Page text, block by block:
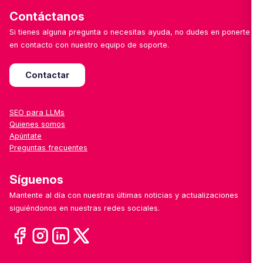
Contáctanos
Si tienes alguna pregunta o necesitas ayuda, no dudes en ponerte
en contacto con nuestro equipo de soporte.
Contactar
SEO para LLMs
Quienes somos
Apúntate
Preguntas frecuentes
Síguenos
Mantente al día con nuestras últimas noticias y actualizaciones
siguiéndonos en nuestras redes sociales.